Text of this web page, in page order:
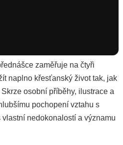
zaměřuje na čtyři
naplno křesťanský život tak, jak
osobní příběhy, ilustrace a
pochopení vztahu s
nedokonalostí a významu